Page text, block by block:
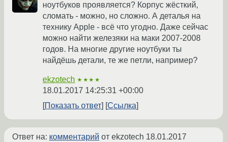
ноутбуков проявляется? Корпус жёсткий,
сломать - можно, но сложно. А деталья на
технику Apple - всё что угодно. Даже сейчас
можно найти железяки на маки 2007-2008
годов. На многие другие ноутбуки ты
найдёшь детали, те же петли, например?
ekzotech ★★★★
18.01.2017 14:25:31 +00:00
Показать ответ
Ссылка
Ответ на: комментарий от ekzotech 18.01.2017